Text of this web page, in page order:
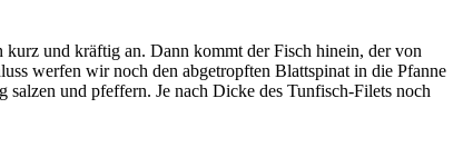
und kräftig an. Dann kommt der Fisch hinein, der von
werfen wir noch den abgetropften Blattspinat in die Pfanne
und pfeffern. Je nach Dicke des Tunfisch-Filets noch